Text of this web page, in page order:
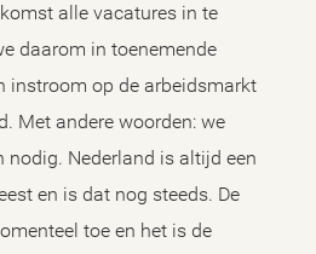
alle vacatures in te
daarom in toenemende
instroom op de arbeidsmarkt
Met andere woorden: we
nodig. Nederland is altijd een
en is dat nog steeds. De
toe en het is de